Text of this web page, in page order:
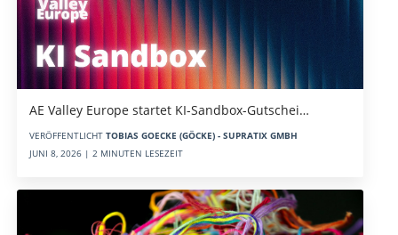
AE Valley Europe startet KI-Sandbox-Gutschei…
VERÖFFENTLICHT TOBIAS GOECKE (GÖCKE) - SUPRATIX GMBH
JUNI 8, 2026 | 2 MINUTEN LESEZEIT